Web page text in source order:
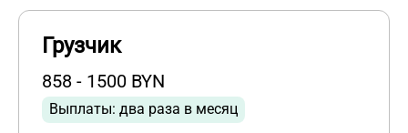
Грузчик
858 - 1500 BYN
Выплаты: два раза в месяц